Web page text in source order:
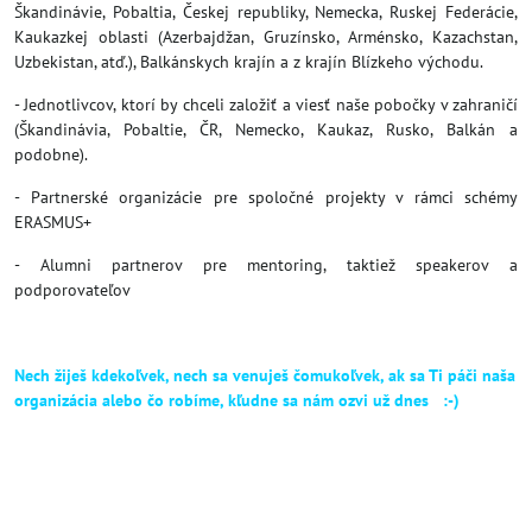
Škandinávie, Pobaltia, Českej republiky, Nemecka, Ruskej Federácie,
Kaukazkej oblasti (Azerbajdžan, Gruzínsko, Arménsko, Kazachstan,
Uzbekistan, atď.), Balkánskych krajín a z krajín Blízkeho východu.
- Jednotlivcov, ktorí by chceli založiť a viesť naše pobočky v zahraničí
(Škandinávia, Pobaltie, ČR, Nemecko, Kaukaz, Rusko, Balkán a
podobne).
- Partnerské organizácie pre spoločné projekty v rámci schémy
ERASMUS+
- Alumni partnerov pre mentoring, taktiež speakerov a
podporovateľov
Nech žiješ kdekoľvek, nech sa venuješ čomukoľvek, ak sa Ti páči naša
organizácia alebo čo robíme, kľudne sa nám ozvi už dnes :-)